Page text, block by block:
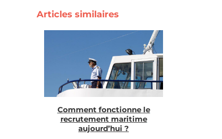
Articles similaires
Comment fonctionne le
recrutement maritime
aujourd’hui ?